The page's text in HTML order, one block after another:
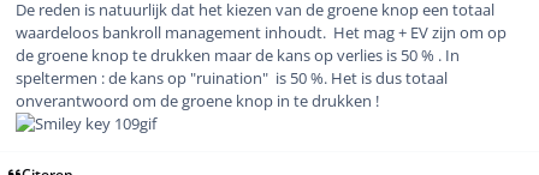
De reden is natuurlijk dat het kiezen van de groene knop een totaal
waardeloos bankroll management inhoudt. Het mag + EV zijn om op
de groene knop te drukken maar de kans op verlies is 50 % . In
speltermen : de kans op "ruination" is 50 %. Het is dus totaal
onverantwoord om de groene knop in te drukken !